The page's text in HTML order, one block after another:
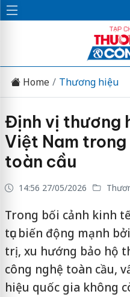
Home Thương hiệu
Định vị thương
Việt Nam
toàn cầu
14:56 27/05/2026
Trong bối cảnh kinh
tục biến động mạnh
trị, xu hướng bảo hộ
công nghệ toàn cầu,
hiệu quốc gia không